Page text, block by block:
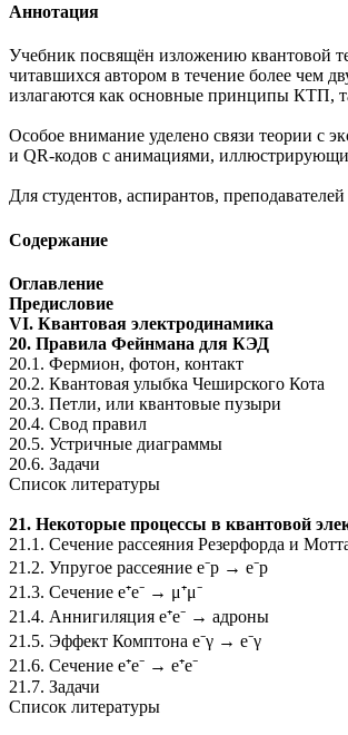
Аннотация
Учебник посвящён изложению квантовой
читавшихся автором в течение более чем
излагаются как основные принципы КТП,
Особое внимание уделено связи теории с
и QR-кодов с анимациями,
Для студентов, аспирантов,
Содержание
Оглавление
Предисловие
VI. Квантовая электродинамика
20. Правила Фейнмана для КЭД
20.1. Фермион, фотон, контакт
20.2. Квантовая улыбка Чеширского Кота
20.3. Петли, или квантовые пузыри
20.4. Свод правил
20.5. Устричные диаграммы
20.6. Задачи
Список литературы
21. Некоторые процессы в квантовой
21.1. Сечение рассеяния Резерфорда и
21.2. Упругое рассеяние e⁻p → e⁻p
21.3. Сечение e⁺e⁻ → μ⁺μ⁻
21.4. Аннигиляция e⁺e⁻ → адроны
21.5. Эффект Комптона e⁻γ → e⁻γ
21.6. Сечение e⁺e⁻ → e⁺e⁻
21.7. Задачи
Список литературы